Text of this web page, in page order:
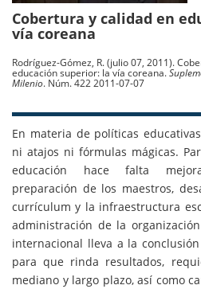
Cobertura y calidad en
vía coreana
Rodríguez-Gómez, R. (julio 07, 2011).
educación superior: la vía coreana.
Milenio. Núm. 422 2011-07-07
En materia de políticas
ni atajos ni fórmulas mágicas.
educación hace falta
preparación de los maestros,
currículum y la infraestructura
administración de la
internacional lleva a la
para que rinda resultados,
mediano y largo plazo, así como